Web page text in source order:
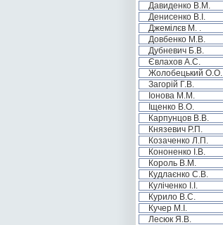
Давиденко В.М.
Денисенко В.І.
Джемілєв М. .
Довбенко М.В.
Дубневич Б.В.
Євлахов А.С.
Жолобецький О.О.
Загорій Г.В.
Іонова М.М.
Іщенко В.О.
Карпунцов В.В.
Князевич Р.П.
Козаченко Л.П.
Кононенко І.В.
Король В.М.
Кудлаєнко С.В.
Куліченко І.І.
Курило В.С.
Кучер М.І.
Лесюк Я.В.